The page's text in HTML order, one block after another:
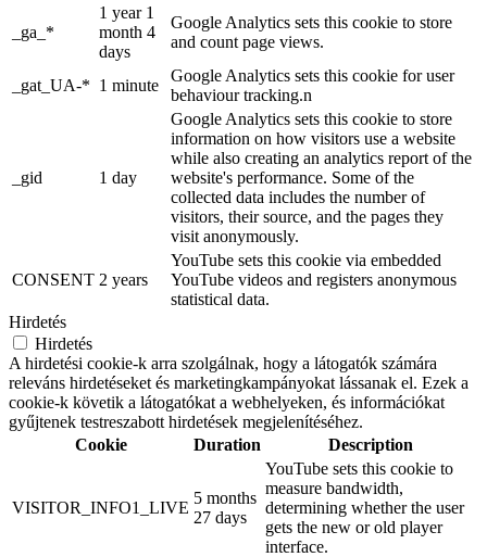
_ga_*
1 year 1
month 4
days
Google Analytics sets this cookie to store
and count page views.
_gat_UA-* 1 minute
Google Analytics sets this cookie for user
behaviour tracking.n
_gid 1 day
Google Analytics sets this cookie to store
information on how visitors use a website
while also creating an analytics report of the
website's performance. Some of the
collected data includes the number of
visitors, their source, and the pages they
visit anonymously.
CONSENT 2 years
YouTube sets this cookie via embedded
YouTube videos and registers anonymous
statistical data.
Hirdetés
Hirdetés
A hirdetési cookie-k arra szolgálnak, hogy a látogatók számára
releváns hirdetéseket és marketingkampányokat lássanak el. Ezek a
cookie-k követik a látogatókat a webhelyeken, és információkat
gyűjtenek testreszabott hirdetések megjelenítéséhez.
Cookie
Duration Description
VISITOR_INFO1_LIVE
5 months
27 days
YouTube sets this cookie to
measure bandwidth,
determining whether the user
gets the new or old player
interface.